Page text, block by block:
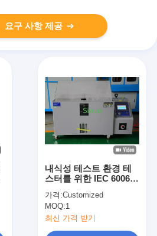
요구 사항 제공
내식성 테스트 환경 테
스터를 위한 IEC 60068-
테스트 챔버
가격:Customized
MOQ:1
최신 가격 받기